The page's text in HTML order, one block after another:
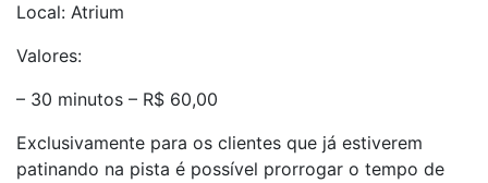
Local: Atrium
Valores:
– 30 minutos – R$ 60,00
Exclusivamente para os clientes que já estiverem
patinando na pista é possível prorrogar o tempo de